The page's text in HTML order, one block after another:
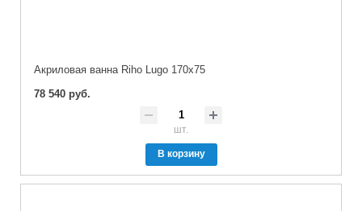
Акриловая ванна Riho Lugo 170x75
78 540 руб.
шт.
В корзину